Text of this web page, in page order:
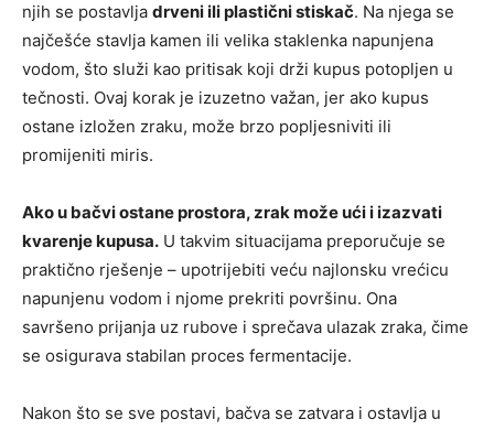
njih se postavlja drveni ili plastični stiskač. Na njega se
najčešće stavlja kamen ili velika staklenka napunjena
vodom, što služi kao pritisak koji drži kupus potopljen u
tečnosti. Ovaj korak je izuzetno važan, jer ako kupus
ostane izložen zraku, može brzo popljesniviti ili
promijeniti miris.
Ako u bačvi ostane prostora, zrak može ući i izazvati
kvarenje kupusa. U takvim situacijama preporučuje se
praktično rješenje – upotrijebiti veću najlonsku vrećicu
napunjenu vodom i njome prekriti površinu. Ona
savršeno prijanja uz rubove i sprečava ulazak zraka, čime
se osigurava stabilan proces fermentacije.
Nakon što se sve postavi, bačva se zatvara i ostavlja u